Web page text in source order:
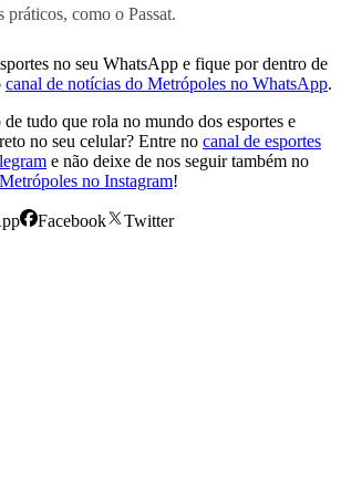
práticos, como o Passat.
no seu WhatsApp e fique por dentro de
canal de notícias do Metrópoles no WhatsApp.
tudo que rola no mundo dos esportes e
no seu celular? Entre no canal de esportes
e não deixe de nos seguir também no
no Instagram!
Facebook Twitter